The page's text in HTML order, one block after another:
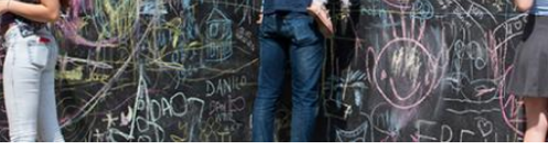
Firmung
Brauche ich den Glauben?